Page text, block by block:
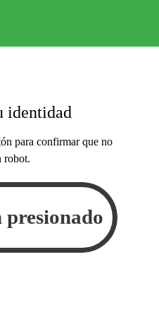
identidad
para confirmar que no
robot.